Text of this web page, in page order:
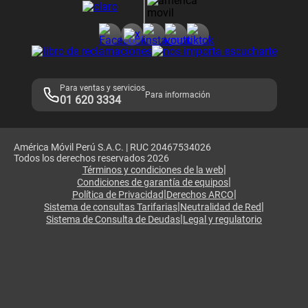
Adquirientes iPhone 6, 6S y SE
Mensaje de Seguridad
Términos y Condiciones de Tienda Claro
Libro de Reclamaciones
Para ventas y servicios
01 620 3334 Para información
América Móvil Perú S.A.C. | RUC 20467534026
Todos los derechos reservados 2026
Términos y condiciones de la web|
Condiciones de garantía de equipos|
Política de Privacidad|Derechos ARCO|
Sistema de consultas Tarifarias|Neutralidad de Red|
Sistema de Consulta de Deudas|Legal y regulatorio